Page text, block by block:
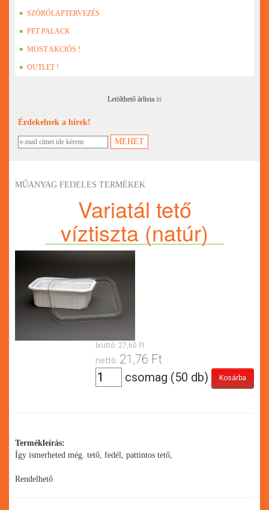
SZÓRÓLAPTERVEZÉS
PET PALACK
MOST AKCIÓS !
OUTLET !
Letölthető árlista itt
Érdekelnek a hírek!
MŰANYAG FEDELES TERMÉKEK
Variatál tető
víztiszta (natúr)
bruttó: 27,60 Ft
nettó: 21,76 Ft
csomag (50 db)
Termékleírás:
Így ismerheted még. tető, fedél, pattintos tető,
Rendelhető